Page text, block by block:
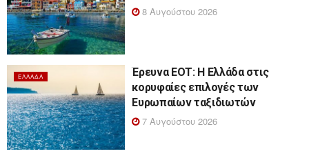
8 Αυγούστου 2026
ΕΛΛΆΔΑ
Έρευνα ΕΟΤ: Η Ελλάδα στις
κορυφαίες επιλογές των
Ευρωπαίων ταξιδιωτών
7 Αυγούστου 2026